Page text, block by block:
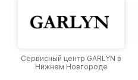
Сервисный центр GARLYN в
Нижнем Новгороде